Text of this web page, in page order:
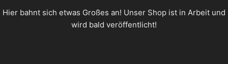
Hier bahnt sich etwas Großes an! Unser Shop ist in Arbeit und
wird bald veröffentlicht!